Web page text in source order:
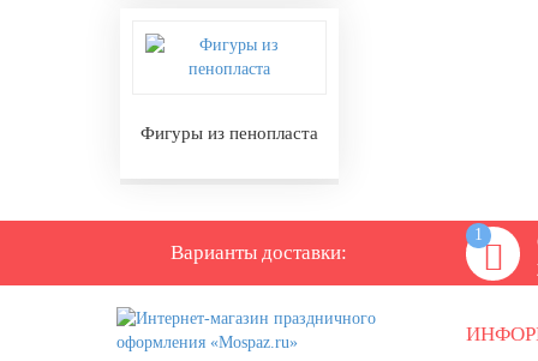
Фигуры из пенопласта
Варианты доставки:
1